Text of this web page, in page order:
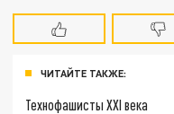
ЧИТАЙТЕ ТАКЖЕ:
Технофашисты XXI века